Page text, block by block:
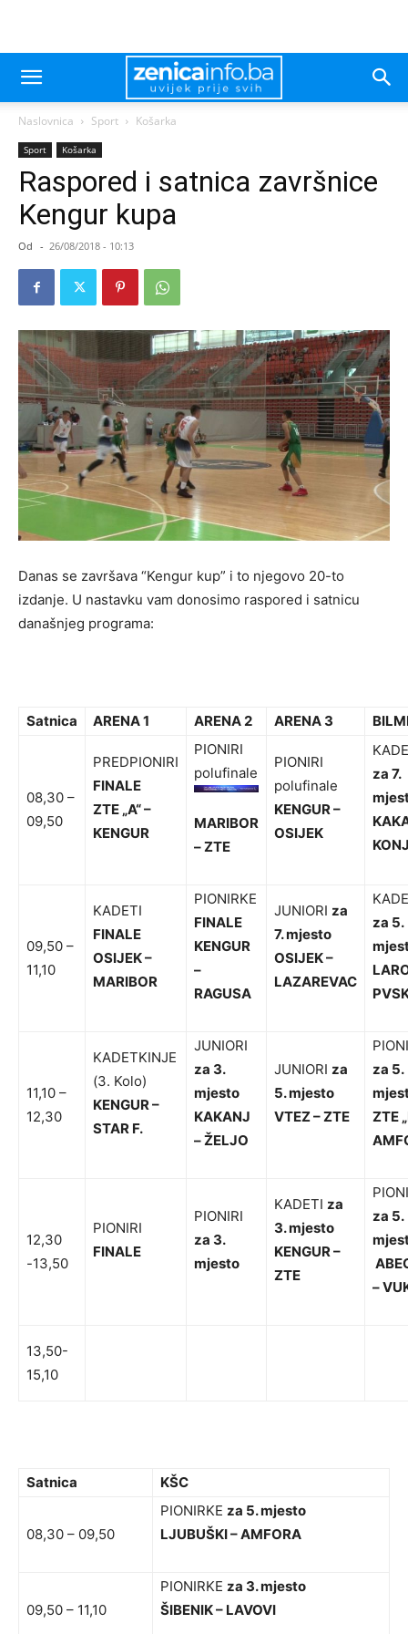
Naslovnica Sport Košarka
Sport Košarka
Raspored i satnica završnice
Kengur kupa
Od - 26/08/2018 - 10:13
Danas se završava “Kengur kup” i to njegovo 20-to
izdanje. U nastavku vam donosimo raspored i satnicu
današnjeg programa:
Satnica ARENA 1 ARENA 2 ARENA 3
08,30 –
09,50
PREDPIONIRI
FINALE
ZTE „A“ –
KENGUR
PIONIRI
polufinale
MARIBOR
– ZTE
PIONIRI
polufinale
KENGUR –
OSIJEK
za 7.
09,50 –
11,10
KADETI
FINALE
OSIJEK –
MARIBOR
PIONIRKE
FINALE
KENGUR
–
RAGUSA
JUNIORI za
7. mjesto
OSIJEK –
LAZAREVAC
za 5.
11,10 –
12,30
KADETKINJE
(3. Kolo)
KENGUR –
STAR F.
JUNIORI
za 3.
mjesto
KAKANJ
– ŽELJO
JUNIORI za
5. mjesto
VTEZ – ZTE
za 5.
ZTE
12,30
-13,50
PIONIRI
FINALE
PIONIRI
za 3.
mjesto
KADETI za
3. mjesto
KENGUR –
ZTE
za 5.
–
13,50-
15,10
Satnica KŠC
08,30 – 09,50
PIONIRKE za 5. mjesto
LJUBUŠKI – AMFORA
09,50 – 11,10
PIONIRKE za 3. mjesto
ŠIBENIK – LAVOVI